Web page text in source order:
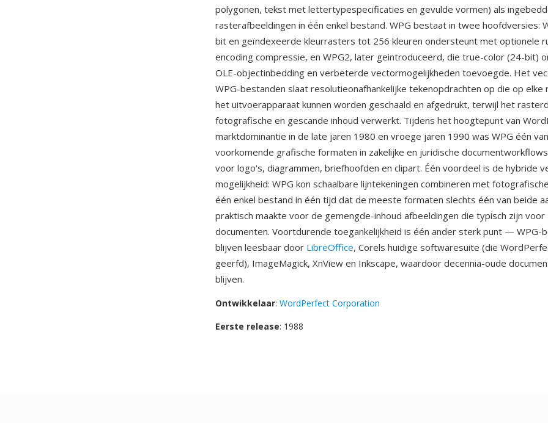
polygonen, tekst met lettertypespecificaties en gevulde vormen) als
rasterafbeeldingen in één enkel bestand. WPG bestaat in twee hoofdversies:
bit en geïndexeerde kleurrasters tot 256 kleuren ondersteunt met optionele
encoding compressie, en WPG2, later geintroduceerd, die true-color (24-bit)
OLE-objectinbedding en verbeterde vectormogelijkheden toevoegde. Het
WPG-bestanden slaat resolutieonafhankelijke tekenopdrachten op die op elke
het uitvoerapparaat kunnen worden geschaald en afgedrukt, terwijl het
fotografische en gescande inhoud verwerkt. Tijdens het hoogtepunt van
marktdominantie in de late jaren 1980 en vroege jaren 1990 was WPG één
voorkomende grafische formaten in zakelijke en juridische
voor logo's, diagrammen, briefhoofden en clipart. Één voordeel is de hybride
mogelijkheid: WPG kon schaalbare lijntekeningen combineren met
één enkel bestand in één tijd dat de meeste formaten slechts één van beide
praktisch maakte voor de gemengde-inhoud afbeeldingen die typisch zijn voor
documenten. Voortdurende toegankelijkheid is één ander sterk punt — WPG-
blijven leesbaar door LibreOffice, Corels huidige softwaresuite (die
geerfd), ImageMagick, XnView en Inkscape, waardoor decennia-oude
blijven.
Ontwikkelaar: WordPerfect Corporation
Eerste release: 1988